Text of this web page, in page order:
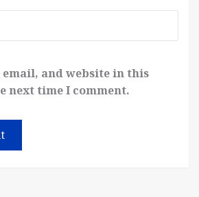
email, and website in this
next time I comment.